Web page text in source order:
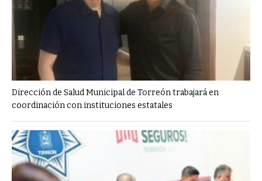
Dirección de Salud Municipal de Torreón trabajará en
coordinación con instituciones estatales